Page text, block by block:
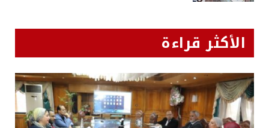
الأكثر قراءة